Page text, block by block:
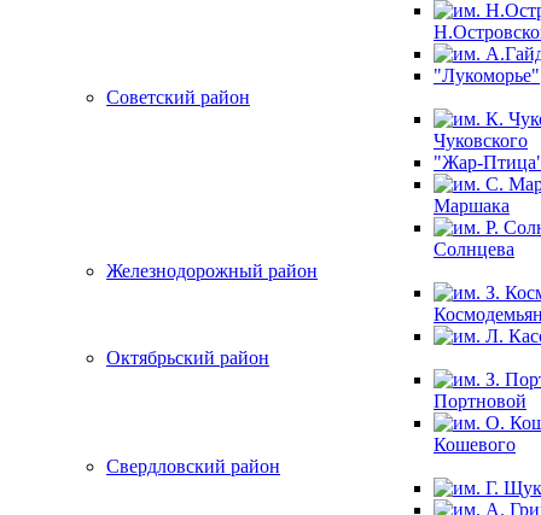
"Лукоморье"
Советский район
Чуковского
"Жар-
Маршака
Солнцева
Железнодорожный район
Октябрьский район
Портновой
Кошевого
Свердловский район